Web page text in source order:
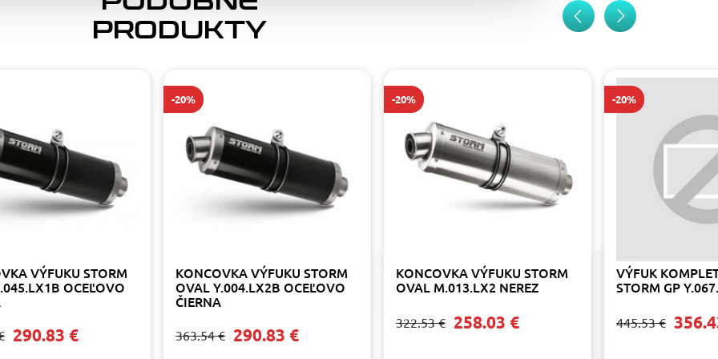
PRODUKTY
VÝFUKU STORM
OCEĽOVO
290.83 €
-20%
KONCOVKA VÝFUKU STORM
OVAL Y.004.LX2B OCEĽOVO
ČIERNA
363.54 € 290.83 €
-20%
KONCOVKA VÝFUKU STORM
OVAL M.013.LX2 NEREZ
322.53 € 258.03 €
-20%
VÝFUK
STORM GP
445.53 €